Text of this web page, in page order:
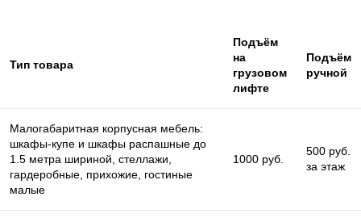
Тип товара
Подъём
на
грузовом
лифте
Подъём
ручной
Малогабаритная корпусная мебель:
шкафы-купе и шкафы распашные до
1.5 метра шириной, стеллажи,
гардеробные, прихожие, гостиные
малые
1000 руб.
500 руб.
за этаж